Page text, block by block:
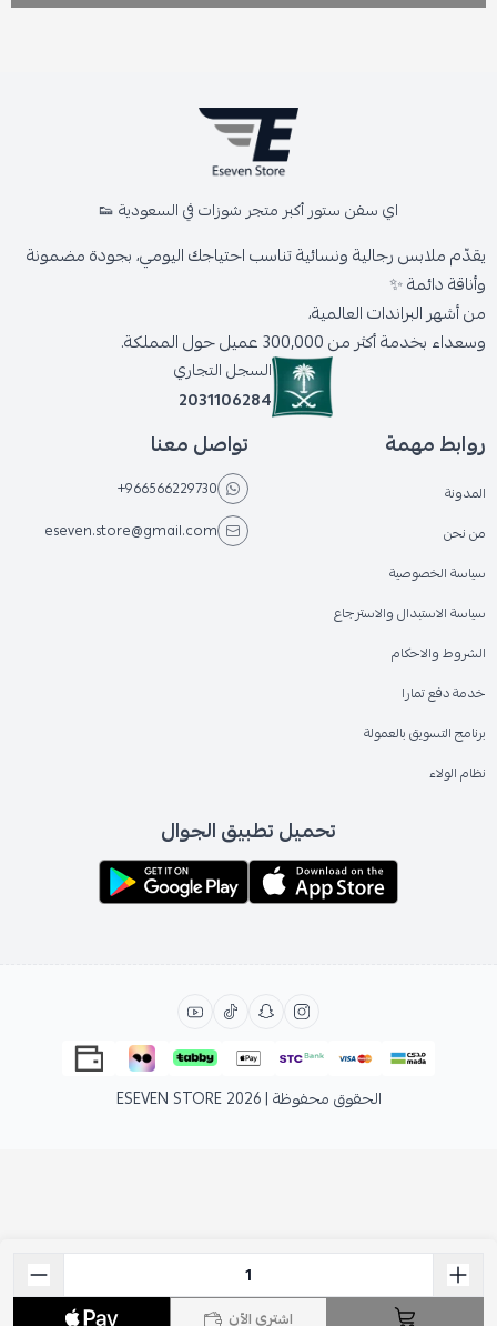
اشتري الآن
اي سفن ستور أكبر متجر شوزات في السعودية 👟
يقدّم ملابس رجالية ونسائية تناسب احتياجك اليومي، بجودة مضمونة
وأناقة دائمة ✨
من أشهر البراندات العالمية،
وسعداء بخدمة أكثر من 300,000 عميل حول المملكة.
السجل التجاري
2031106284
روابط مهمة
المدونة
من نحن
سياسة الخصوصية
سياسة الاستبدال والاسترجاع
الشروط والاحكام
خدمة دفع تمارا
برنامج التسويق بالعمولة
نظام الولاء
تواصل معنا
+966566229730
eseven.store@gmail.com
تحميل تطبيق الجوال
الحقوق محفوظة | 2026 ESEVEN STORE